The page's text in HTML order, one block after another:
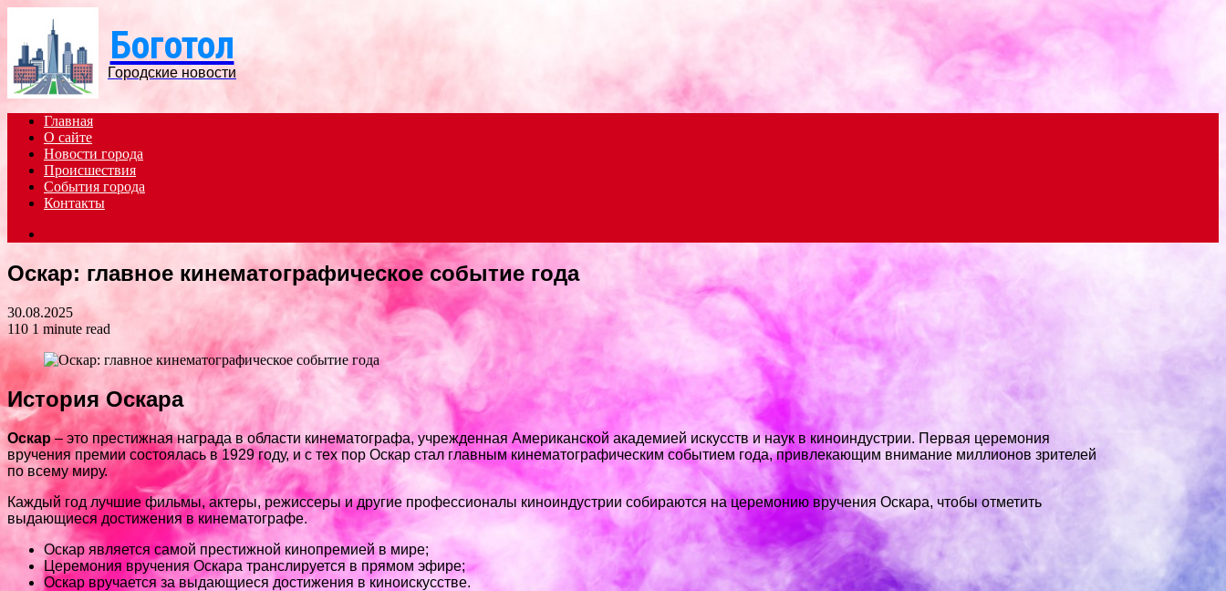
Боготол
Городские новости
Главная
О сайте
Новости города
Происшествия
События города
Контакты
Оскар: главное кинематографическое событие года
30.08.2025
110 1 minute read
История Оскара
Оскар– это престижная награда в области кинематографа, учрежденная Американской академией искусств и наук в киноиндустрии. Первая церемония
вручения премии состоялась в 1929 году, и с тех пор Оскар стал главным кинематографическим событием года, привлекающим внимание миллионов зрителей
по всему миру.
Каждый год лучшие фильмы, актеры, режиссеры и другие профессионалы киноиндустрии собираются на церемонию вручения Оскара, чтобы отметить
выдающиеся достижения в кинематографе.
Оскар является самой престижной кинопремией в мире;
Церемония вручения Оскара транслируется в прямом эфире;
Оскар вручается за выдающиеся достижения в киноискусстве.